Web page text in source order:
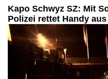
Kapo Schwyz SZ: Mit
Polizei rettet Handy